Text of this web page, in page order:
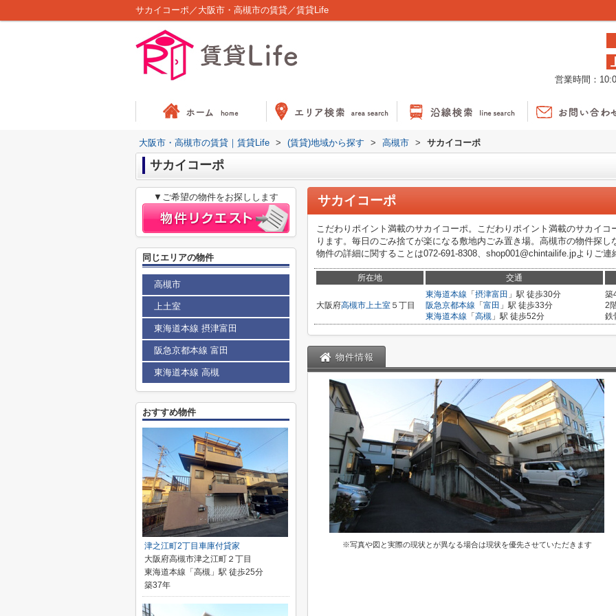
サカイコーポ／大阪市・高槻市の賃貸／賃貸Life
営業時間：
大阪市・高槻市の賃貸｜賃貸Life > (賃貸)地域から探す > 高槻市 > サカイコーポ
サカイコーポ
サカイコーポ
こだわりポイント満載のサカイコーポ。こだわりポイント満載のサカイ
ります。毎日のごみ捨てが楽になる敷地内ごみ置き場。高槻市の物件探
物件の詳細に関することは072-691-8308、shop001@chintailife.jpよりご連
所在地 交通
大阪府高槻市上土室 ５丁目
東海道本線 「 摂津富田 」駅 徒歩30分
阪急京都本線 「 富田 」駅 徒歩33分
東海道本線 「 高槻 」駅 徒歩52分
築
2
鉄
物件情報
※写真や図と実際の現状とが異なる場合は現状を優先させていただきます
▼ご希望の物件をお探しします
同じエリアの物件
高槻市
上土室
東海道本線 摂津富田
阪急京都本線 富田
東海道本線 高槻
おすすめ物件
津之江町2丁目車庫付貸家
大阪府高槻市津之江町２丁目
東海道本線「高槻」駅 徒歩25分
築37年